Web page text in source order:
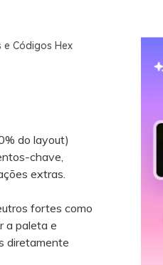
e Códigos Hex
do layout)
chave,
extras.
fortes como
a paleta e
diretamente